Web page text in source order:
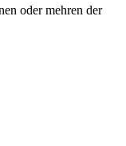
oder mehren der